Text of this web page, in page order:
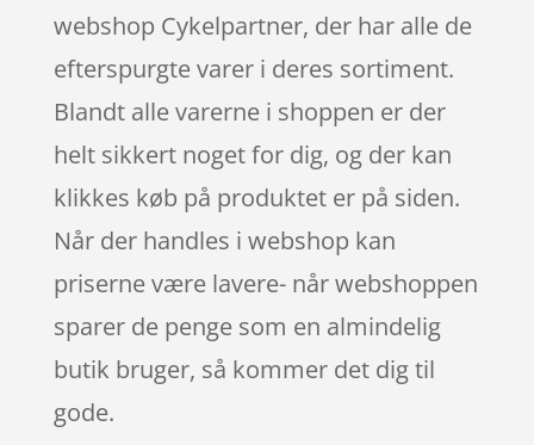
webshop Cykelpartner, der har alle de
efterspurgte varer i deres sortiment.
Blandt alle varerne i shoppen er der
helt sikkert noget for dig, og der kan
klikkes køb på produktet er på siden.
Når der handles i webshop kan
priserne være lavere- når webshoppen
sparer de penge som en almindelig
butik bruger, så kommer det dig til
gode.